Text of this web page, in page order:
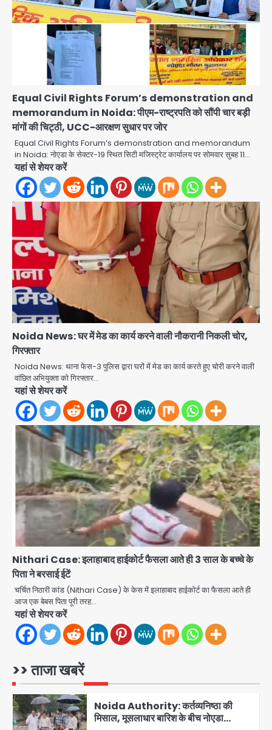
Equal Civil Rights Forum’s demonstration and
memorandum in Noida: पीएम-राष्ट्रपति को सौंपी चार बड़ी
मांगों की चिट्ठी, UCC-आरक्षण सुधार पर जोर
Equal Civil Rights Forum’s demonstration and memorandum
in Noida: नोएडा के सेक्टर-19 स्थित सिटी मजिस्ट्रेट कार्यालय पर सोमवार सुबह 11…
यहां से शेयर करें
Noida News: घर में मेड का कार्य करने वाली नौकरानी निकली चोर,
गिरफ्तार
Noida News: थाना फेस-3 पुलिस द्वारा घरों में मेड का कार्य करते हुए चोरी करने वाली
वांछित अभियुक्ता को गिरफ्तार…
यहां से शेयर करें
Nithari Case: इलाहाबाद हाईकोर्ट फैसला आते ही 3 साल के बच्चे के
पिता ने बरसाई ईटें
चर्चित निठारी कांड (Nithari Case) के केस में इलाहाबाद हाईकोर्ट का फैसला आते ही
आज एक बेबस पिता पूरी तरह…
यहां से शेयर करें
>> ताजा खबरें
2
Noida Authority: कर्तव्यनिष्ठा की
प्राधिकरण ने संभाला मोर्चा, सेक्टर 105
आरडब्ल्यूए ने जताया आभार
Avinash Kumar
3
Türkiye-Pakistan: मक्का में सऊदी,
तुर्की और पाकिस्तान का साझा रक्षा समझौता,
जानें इसके मायने
Avinash Kumar
4
Greater Noida (Badalpur):
सरिया लदा कैंटर अनियंत्रित होकर घुसा
किराना दुकान में , ड्राइवर की मौत
Avinash Kumar
5
एक्टिंग डेब्यू फिल्म विजुअली स्ट्राइकिंग लेकिन
स्क्रीनप्ले में कमजोर, लेकिन कहानी अधूरी रह
Avinash Kumar
1
Felix Hospital Noida: फेलिक्स
Noida Authority: कर्तव्यनिष्ठा की
मिसाल, मूसलाधार बारिश के बीच नोएडा
प्राधिकरण ने संभाला मोर्चा, सेक्टर 105